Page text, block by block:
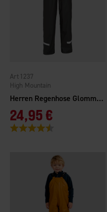
Herren Regenhose Glommen WP
High Mountain
1237
24,95 €
Bewertung: